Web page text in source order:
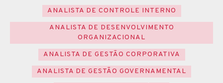
ANALISTA DE CONTROLE INTERNO
ANALISTA DE DESENVOLVIMENTO
ORGANIZACIONAL
ANALISTA DE GESTÃO CORPORATIVA
ANALISTA DE GESTÃO GOVERNAMENTAL